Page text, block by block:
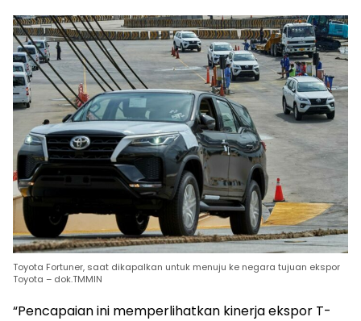
Toyota Fortuner, saat dikapalkan untuk menuju ke negara tujuan ekspor
Toyota – dok.TMMIN
“Pencapaian ini memperlihatkan kinerja ekspor T-